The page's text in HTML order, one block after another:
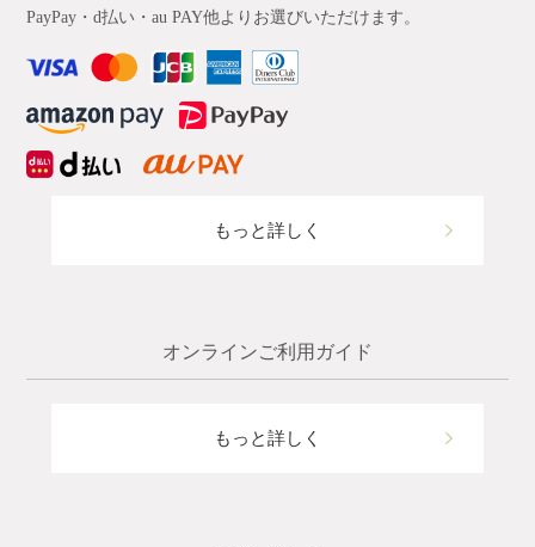
PayPay・d払い・au PAY他よりお選びいただけます。
もっと詳しく
オンラインご利用ガイド
もっと詳しく